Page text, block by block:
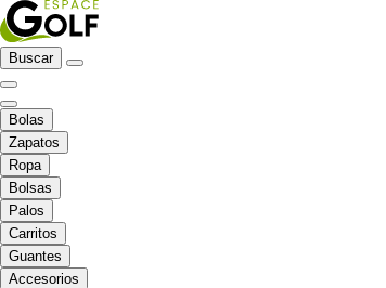
Buscar
Bolas
Zapatos
Ropa
Bolsas
Palos
Carritos
Guantes
Accesorios